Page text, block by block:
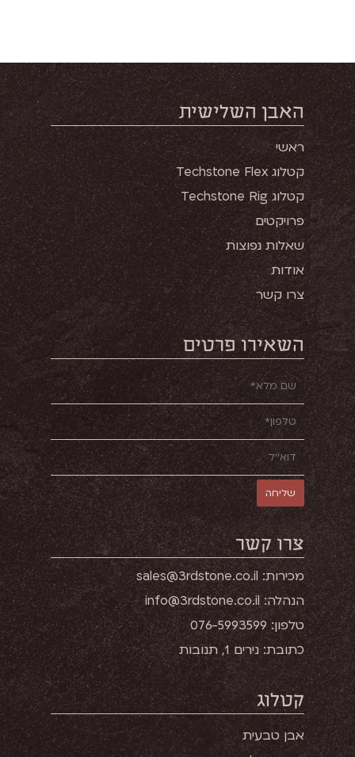
האבן השלישית
ראשי
קטלוג Techstone Flex
קטלוג Techstone Rig
פרויקטים
שאלות נפוצות
אודות
צרו קשר
השאירו פרטים
צרו קשר
מכירות: sales@3rdstone.co.il
הנהלה: info@3rdstone.co.il
טלפון: 076-5993599
כתובת: נירים 1, תנובות
קטלוג
אבן טבעית